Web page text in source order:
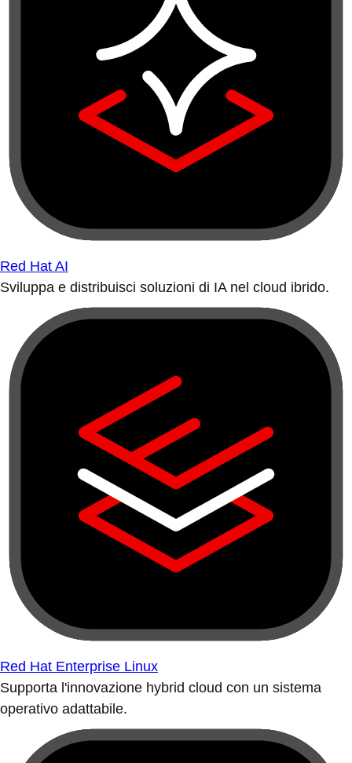
Red Hat AI
Sviluppa e distribuisci soluzioni di IA nel cloud ibrido.
Red Hat Enterprise Linux
Supporta l'innovazione hybrid cloud con un sistema
operativo adattabile.